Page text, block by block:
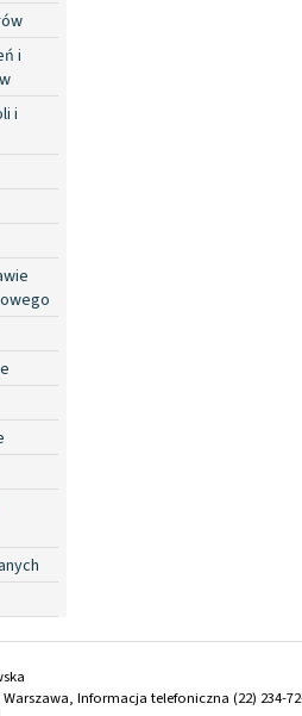
i
i
Informacja telefoniczna (22) 234-